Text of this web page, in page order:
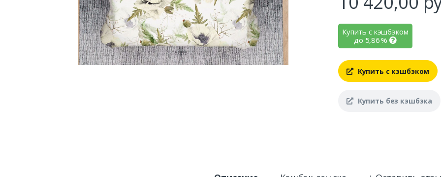
Купить с кэшбэком
до 5,86%
Купить с кэшбэком
Купить без кэшбэка